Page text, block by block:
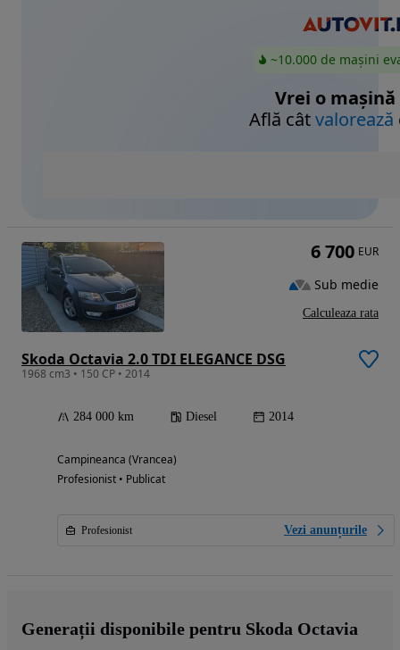
~10.000 de mașini
Vrei o mașină
Află câtvalorează
Skoda Octavia 2.0 TDI ELEGANCE DSG
1968 cm3 • 150 CP • 2014
284 000 km Diesel 2014
Campineanca (Vrancea)
Profesionist • Publicat
Profesionist Vezi anunțurile
6 700 EUR
Sub medie
Calculeaza rata
Generații disponibile pentru Skoda Octavia